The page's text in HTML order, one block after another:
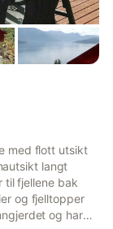
med flott utsikt
langt
til fjellene bak
og fjelltopper
og har